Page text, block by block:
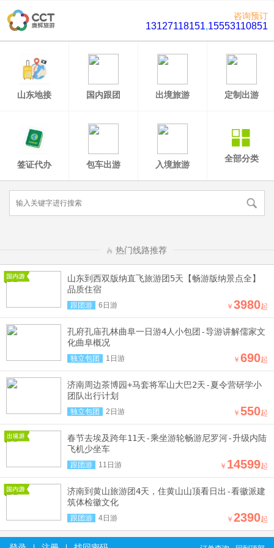
咨询预订
13127118151,15553110851
山东地接 国内跟团 出境旅游 定制出游
签证代办 包车出游 入境旅游
全部分类
热门线路推荐
山东到西双版纳直飞旅游团5天【畅游版纳景点全】
品质住宿
跟团游 6日游 ￥ 3980起
孔府孔庙孔林曲阜一日游4人小包团-导游讲解儒家文
化曲阜概况
独立包团 1日游 ￥ 690起
济南周边茶博园+马套将军山大巴2天-夏令营研学小
团队出行计划
独立包团 2日游 ￥ 550起
春节去埃及跨年11天-乘坐游轮畅游尼罗河-升级内陆
飞机少坐车
跟团游 11日游 ￥ 14599起
济南到黄山旅游团4天，住黄山山顶看日出-看徽派建
筑体检徽文化
跟团游 4日游 ￥ 2390起